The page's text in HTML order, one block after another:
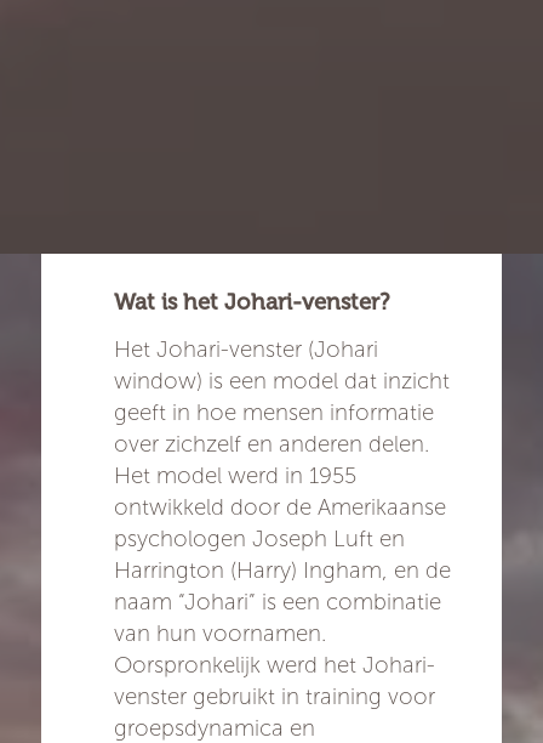
Wat is het Johari-venster?
Het Johari-venster (Johari
window) is een model dat inzicht
geeft in hoe mensen informatie
over zichzelf en anderen delen.
Het model werd in 1955
ontwikkeld door de Amerikaanse
psychologen Joseph Luft en
Harrington (Harry) Ingham, en de
naam “Johari” is een combinatie
van hun voornamen.
Oorspronkelijk werd het Johari-
venster gebruikt in training voor
groepsdynamica en